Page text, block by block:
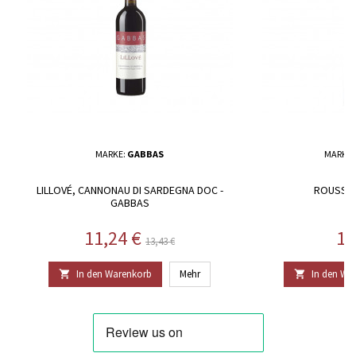
MARKE: GABBAS
LILLOVÉ, CANNONAU DI SARDEGNA DOC -
GABBAS
Preis
11,24 €Regulärer Preis
13,43 €
 In den Warenkorb Mehr
MARKE:
 In den